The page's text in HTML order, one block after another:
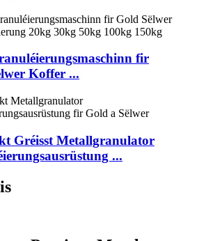
fir
Koffer ...
Gréisst Metallgranulator
...